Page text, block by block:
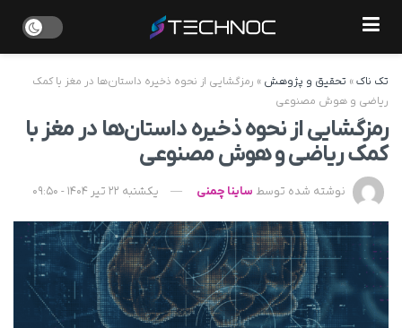
تک ناک» تحقیق و پژوهش » رمزگشایی از نحوه ذخیره داستان‌ها در مغز با کمک
ریاضی و هوش مصنوعی
رمزگشایی از نحوه ذخیره داستان‌ها در مغز با
کمک ریاضی و هوش مصنوعی
نوشته شده توسط ساینا چمنی یکشنبه 22 تیر 1404 - 09:50